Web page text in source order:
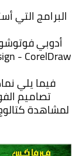
البرامج التي
أدوبي
- CorelDraw
فيما يلي
تصاميم
لمشاهدة